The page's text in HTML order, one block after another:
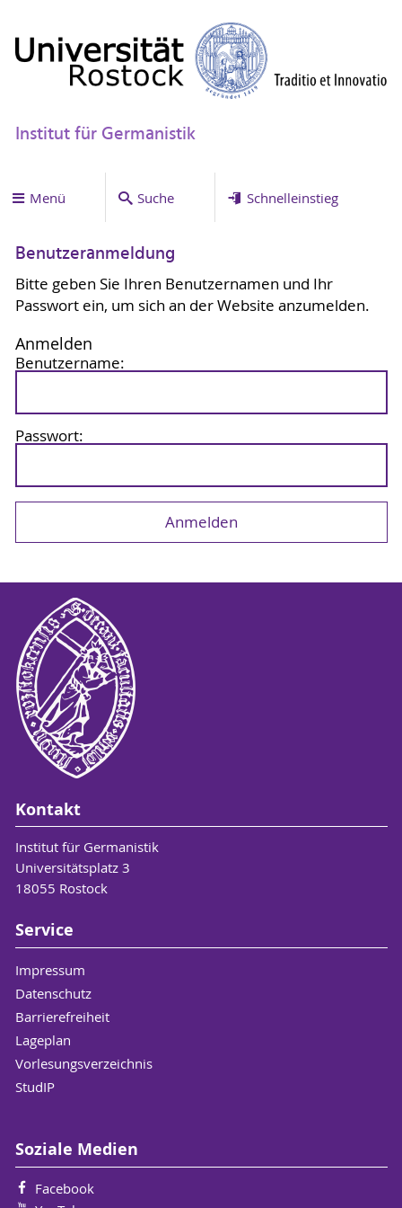
Institut für Germanistik
Menü Suche Schnelleinstieg
Benutzeranmeldung
Bitte geben Sie Ihren Benutzernamen und Ihr
Passwort ein, um sich an der Website anzumelden.
Anmelden
Benutzername:
Passwort:
Kontakt
Institut für Germanistik
Universitätsplatz 3
18055 Rostock
Service
Impressum
Datenschutz
Barrierefreiheit
Lageplan
Vorlesungsverzeichnis
StudIP
Soziale Medien
Facebook